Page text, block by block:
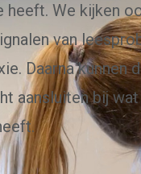
heeft. We kijken
van
Daarna kunnen
aansluiten bij